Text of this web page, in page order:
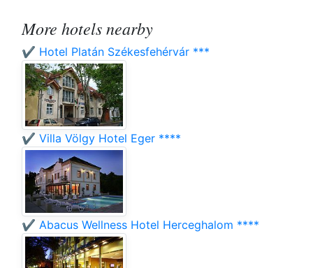
More hotels nearby
✔️ Hotel Platán Székesfehérvár ***
✔️ Villa Völgy Hotel Eger ****
✔️ Abacus Wellness Hotel Herceghalom ****